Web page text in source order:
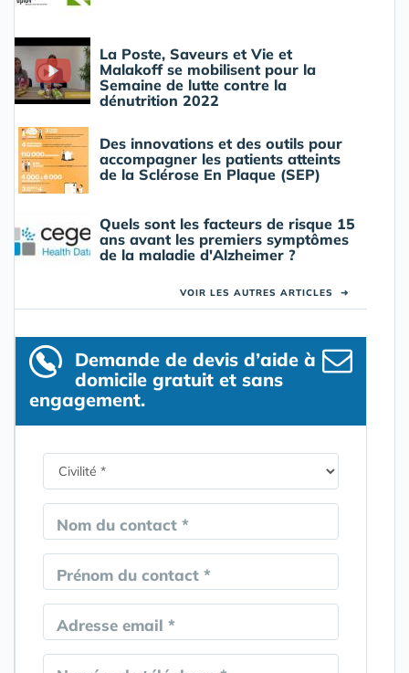
La Poste, Saveurs et Vie et
Malakoff se mobilisent pour la
Semaine de lutte contre la
dénutrition 2022
Des innovations et des outils pour
accompagner les patients atteints
de la Sclérose En Plaque (SEP)
Quels sont les facteurs de risque 15
ans avant les premiers symptômes
de la maladie d'Alzheimer ?
VOIR LES AUTRES ARTICLES ➜
Demande de devis d’aide à
domicile gratuit et sans
engagement.
Nom du contact *
Prénom du contact *
Adresse email *